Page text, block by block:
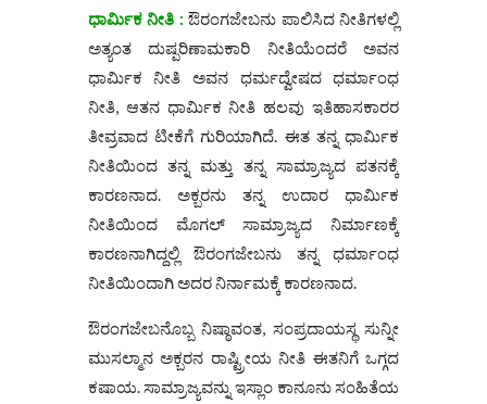
ಧಾರ್ಮಿಕ ನೀತಿ : ಔರಂಗಜೇಬನು ಪಾಲಿಸಿದ ನೀತಿಗಳಲ್ಲಿ
ಅತ್ಯಂತ ದುಷ್ಪರಿಣಾಮಕಾರಿ ನೀತಿಯೆಂದರೆ ಅವನ
ಧಾರ್ಮಿಕ ನೀತಿ ಅವನ ಧರ್ಮದ್ವೇಷದ ಧರ್ಮಾಂಧ
ನೀತಿ, ಆತನ ಧಾರ್ಮಿಕ ನೀತಿ ಹಲವು ಇತಿಹಾಸಕಾರರ
ತೀವ್ರವಾದ ಟೀಕೆಗೆ ಗುರಿಯಾಗಿದೆ. ಈತ ತನ್ನ ಧಾರ್ಮಿಕ
ನೀತಿಯಿಂದ ತನ್ನ ಮತ್ತು ತನ್ನ ಸಾಮ್ರಾಜ್ಯದ ಪತನಕ್ಕೆ
ಕಾರಣನಾದ. ಅಕ್ಬರನು ತನ್ನ ಉದಾರ ಧಾರ್ಮಿಕ
ನೀತಿಯಿಂದ ಮೊಗಲ್ ಸಾಮ್ರಾಜ್ಯದ ನಿರ್ಮಾಣಕ್ಕೆ
ಕಾರಣನಾಗಿದ್ದಲ್ಲಿ ಔರಂಗಜೇಬನು ತನ್ನ ಧರ್ಮಾಂಧ
ನೀತಿಯಿಂದಾಗಿ ಅದರ ನಿರ್ನಾಮಕ್ಕೆ ಕಾರಣನಾದ.
ಔರಂಗಜೇಬನೊಬ್ಬ ನಿಷ್ಠಾವಂತ, ಸಂಪ್ರದಾಯಸ್ಥ ಸುನ್ನೀ
ಮುಸಲ್ಮಾನ ಅಕ್ಬರನ ರಾಷ್ಟ್ರೀಯ ನೀತಿ ಈತನಿಗೆ ಒಗ್ಗದ
ಕಷಾಯ. ಸಾಮ್ರಾಜ್ಯವನ್ನು ಇಸ್ಲಾಂ ಕಾನೂನು ಸಂಹಿತೆಯ